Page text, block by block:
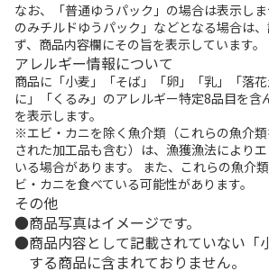
なお、「普通ゆうパック」の場合は表示し
のみチルドゆうパック」などとなる場合は
ず、商品内容欄にその旨を表示しています。
アレルギー情報について
商品に「小麦」「そば」「卵」「乳」「落
に」「くるみ」のアレルギー特定8品目を含
を表示します。
※エビ・カニを除く魚介類（これらの魚介
された加工品も含む）は、漁獲漁法により
いる場合があります。 また、これらの魚介
ビ・カニを食べている可能性があります。
その他
商品写真はイメージです。
商品内容として記載されていない「
する商品に含まれておりません。